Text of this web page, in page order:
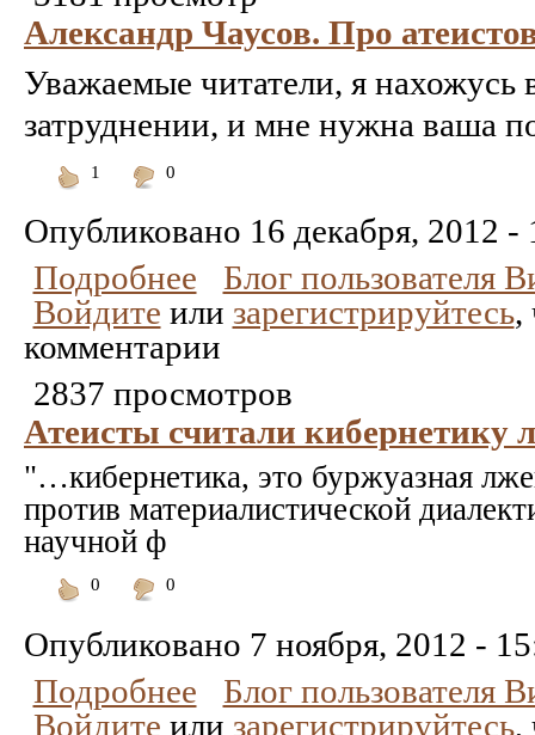
Александр Чаусов. Про
Уважаемые читатели, я нахожусь
затруднении, и мне нужна ваша
1
0
Опубликовано 16 декабря, 2012 -
Подробнее
Блог пользователя
Войдите или зарегистрируйтесь,
комментарии
2837 просмотров
Атеисты считали кибернетику
"…кибернетика, это буржуазная
против материалистической
научной ф
0
0
Опубликовано 7 ноября, 2012 -
Подробнее
Блог пользователя
Войдите или зарегистрируйтесь,